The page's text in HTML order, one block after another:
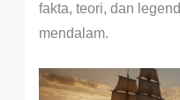
fakta, teori, dan
mendalam.